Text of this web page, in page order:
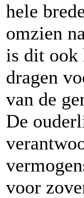
hele
omzien
is dit ook
dragen
van de
De
voor